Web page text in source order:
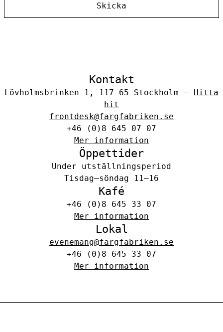
Skicka
Kontakt
Lövholmsbrinken 1, 117 65 Stockholm – Hitta
hit
frontdesk@fargfabriken.se
+46 (0)8 645 07 07
Mer information
Öppettider
Under utställningsperiod
Tisdag–söndag 11–16
Kafé
+46 (0)8 645 33 07
Mer information
Lokal
evenemang@fargfabriken.se
+46 (0)8 645 33 07
Mer information